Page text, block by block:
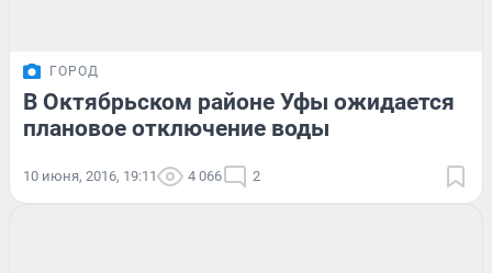
ГОРОД
В Октябрьском районе Уфы ожидается
плановое отключение воды
10 июня, 2016, 19:11 4 066 2